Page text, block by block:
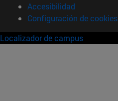
Accesibilidad
Configuración de cookies
Localizador de campus